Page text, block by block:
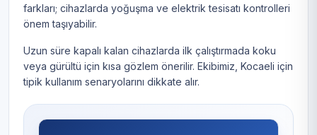
farkları; cihazlarda yoğuşma ve elektrik tesisatı kontrolleri
önem taşıyabilir.
Uzun süre kapalı kalan cihazlarda ilk çalıştırmada koku
veya gürültü için kısa gözlem önerilir. Ekibimiz, Kocaeli için
tipik kullanım senaryolarını dikkate alır.